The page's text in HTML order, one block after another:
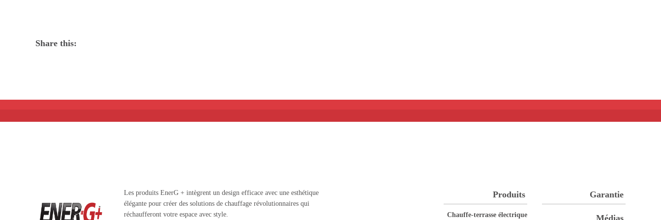
Share this:
Les produits EnerG + intègrent un design efficace avec une esthétique
élégante pour créer des solutions de chauffage révolutionnaires qui
réchaufferont votre espace avec style.
Produits
Chauffe-terrasse électrique
Garantie
Médias